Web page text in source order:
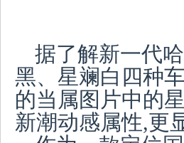
据了解新一代
黑、星斓白四种
的当属图片中的
新潮动感属性,更